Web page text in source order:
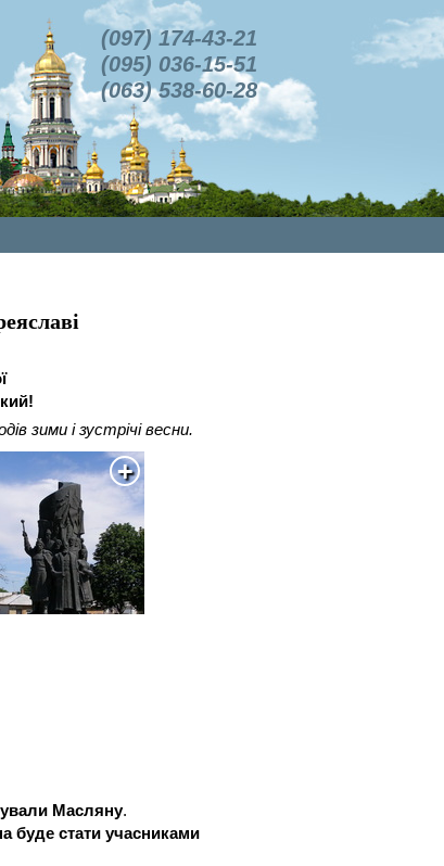
(097) 174-43-21
(095) 036-15-51
(063) 538-60-28
зими і зустрічі весни.
Масляну.
буде стати учасниками